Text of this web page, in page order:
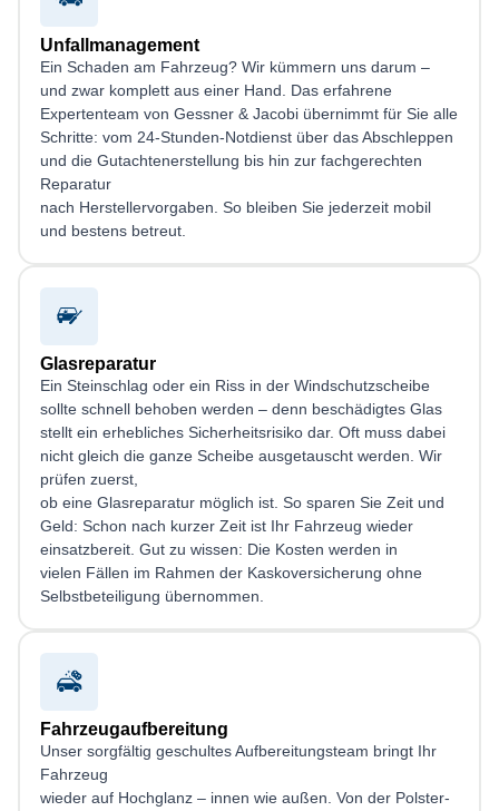
Unfallmanagement
Ein Schaden am Fahrzeug? Wir kümmern uns darum –
und zwar komplett aus einer Hand. Das erfahrene
Expertenteam von Gessner & Jacobi übernimmt für Sie alle
Schritte: vom 24-Stunden-Notdienst über das Abschleppen
und die Gutachtenerstellung bis hin zur fachgerechten
Reparatur
nach Herstellervorgaben. So bleiben Sie jederzeit mobil
und bestens betreut.
Glasreparatur
Ein Steinschlag oder ein Riss in der Windschutzscheibe
sollte schnell behoben werden – denn beschädigtes Glas
stellt ein erhebliches Sicherheitsrisiko dar. Oft muss dabei
nicht gleich die ganze Scheibe ausgetauscht werden. Wir
prüfen zuerst,
ob eine Glasreparatur möglich ist. So sparen Sie Zeit und
Geld: Schon nach kurzer Zeit ist Ihr Fahrzeug wieder
einsatzbereit. Gut zu wissen: Die Kosten werden in
vielen Fällen im Rahmen der Kaskoversicherung ohne
Selbstbeteiligung übernommen.
Fahrzeugaufbereitung
Unser sorgfältig geschultes Aufbereitungsteam bringt Ihr
Fahrzeug
wieder auf Hochglanz – innen wie außen. Von der Polster-